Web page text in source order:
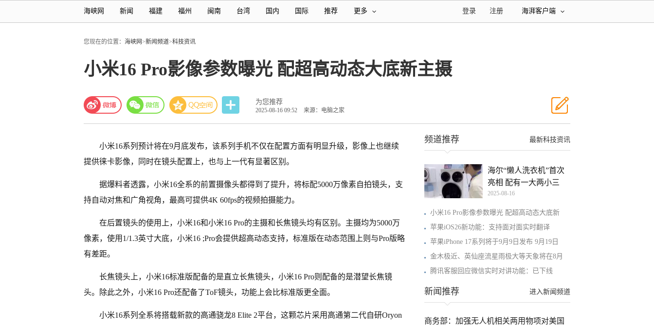
海峡网 新闻 福建 福州 闽南 台湾 国内 国际 推荐 更多 海湃客户端
注册
登录
您现在的位置： 海峡网>新闻频道>科技资讯
小米16 Pro影像参数曝光 配超高动态大底新主摄
为您推荐
2025-08-16 09:52 来源：电脑之家
小米16系列预计将在9月底发布，该系列手机不仅在配置方面有明显升级，影像上也继续
提供徕卡影像，同时在镜头配置上，也与上一代有显著区别。
据爆料者透露，小米16全系的前置摄像头都得到了提升，将标配5000万像素自拍镜头，支
持自动对焦和广角视角，最高可提供4K 60fps的视频拍摄能力。
在后置镜头的使用上，小米16和小米16 Pro的主摄和长焦镜头均有区别。主摄均为5000万
像素，使用1/1.3英寸大底，小米16 ;Pro会提供超高动态支持，标准版在动态范围上则与Pro版略
有差距。
长焦镜头上，小米16标准版配备的是直立长焦镜头，小米16 Pro则配备的是潜望长焦镜
头。除此之外，小米16 Pro还配备了ToF镜头，功能上会比标准版更全面。
小米16系列全系将搭载新款的高通骁龙8 Elite 2平台，这颗芯片采用高通第二代自研Oryon
最新科技资讯
频道推荐
海尔“懒人洗衣机”首次
亮相 配有一大两小三
2025-08-16
小米16 Pro影像参数曝光 配超高动态大底新
苹果iOS26新功能：支持面对面实时翻译
苹果iPhone 17系列将于9月9日发布 9月19日
金木极近、英仙座流星雨极大等天象将在8月
腾讯客服回应微信实时对讲功能：已下线
进入新闻频道
新闻推荐
商务部：加强无人机相关两用物项对美国